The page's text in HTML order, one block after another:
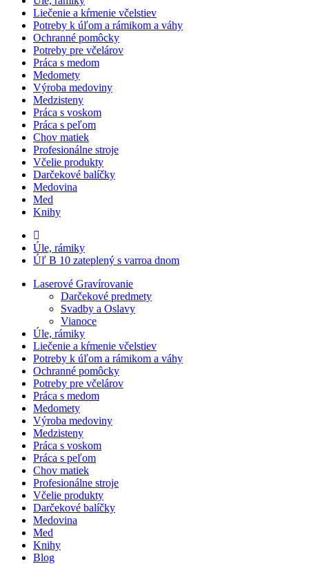
Liečenie a kŕmenie včelstiev
Potreby k úľom a rámikom a váhy
Ochranné pomôcky
Potreby pre včelárov
Práca s medom
Medomety
Výroba medoviny
Medzisteny
Práca s voskom
Práca s peľom
Chov matiek
Profesionálne stroje
Včelie produkty
Darčekové balíčky
Medovina
Med
Knihy
Úle, rámiky
Úľ B 10 zateplený s varroa dnom
Laserové Gravírovanie
Darčekové predmety
Svadby a Oslavy
Vianoce
Úle, rámiky
Liečenie a kŕmenie včelstiev
Potreby k úľom a rámikom a váhy
Ochranné pomôcky
Potreby pre včelárov
Práca s medom
Medomety
Výroba medoviny
Medzisteny
Práca s voskom
Práca s peľom
Chov matiek
Profesionálne stroje
Včelie produkty
Darčekové balíčky
Medovina
Med
Knihy
Blog